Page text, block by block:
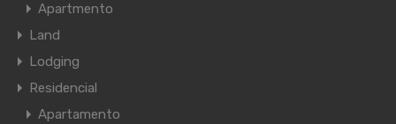
Apartmento
Land
Lodging
Residencial
Apartamento